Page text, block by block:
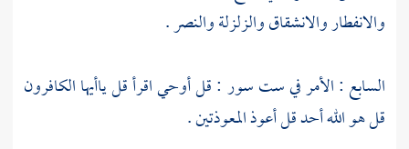
والانفطار والانشقاق والزلزلة والنصر .
السابع : الأمر في ست سور : قل أوحي اقرأ قل ياأيها الكافرون
قل هو الله أحد قل أعوذ المعوذتين .